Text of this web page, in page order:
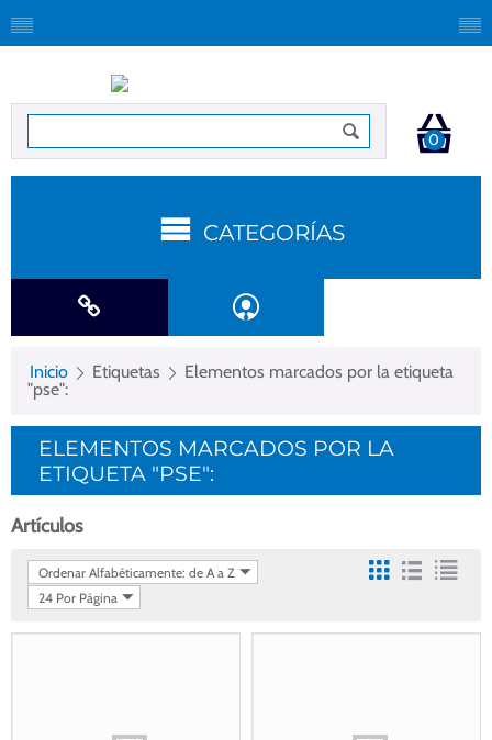
0
CATEGORÍAS
Inicio Etiquetas
Elementos marcados por la etiqueta
"pse":
ELEMENTOS MARCADOS POR LA
ETIQUETA "PSE":
Artículos
Ordenar Alfabéticamente: de A a Z
24 Por Página